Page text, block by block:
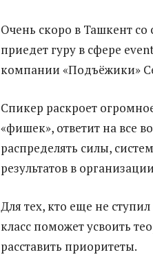
Очень скоро в Ташкент со
приедет гуру в сфере
компании «Подъёжики»
Спикер раскроет
«фишек», ответит на все
распределять силы,
результатов в
Для тех, кто еще не
класс поможет усвоить
расставить приоритеты.